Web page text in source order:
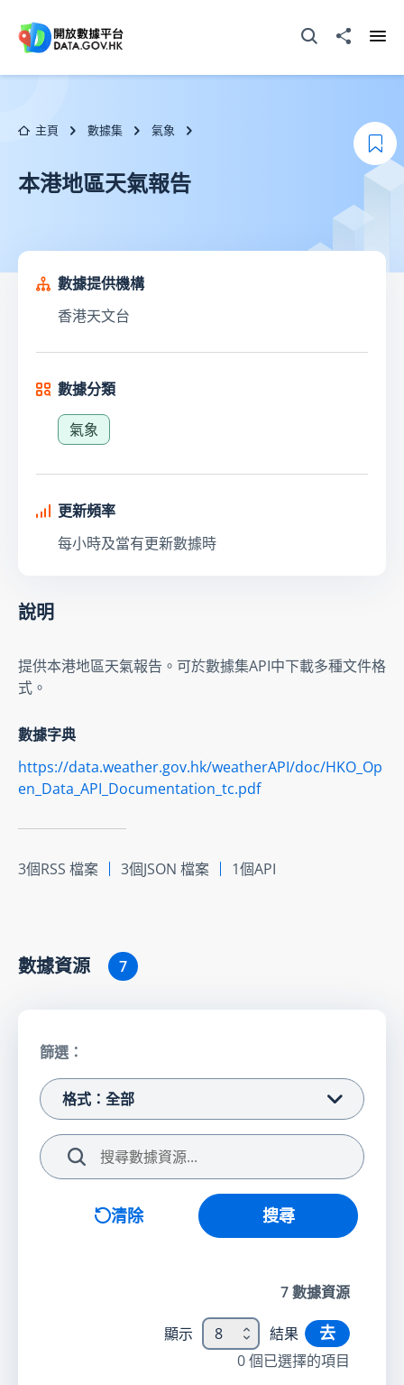
打開搜尋器分享至
主頁 數據集 氣象
本港地區天氣報告
加
數據提供機構
香港天文台
數據分類
氣象
更新頻率
每小時及當有更新數據時
說明
提供本港地區天氣報告。可於數據集API中下載多種文件格
式。
數據字典
https://data.weather.gov.hk/weatherAPI/doc/HKO_Op
en_Data_API_Documentation_tc.pdf
3個RSS 檔案 3個JSON 檔案 1個API
數據資源 7
篩選：
格式：全部
清除 搜尋
7數據資源
顯示 8 結果 去
0個已選擇的項目